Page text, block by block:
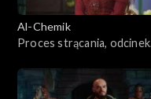
Al-Chemik
Proces strącania, odcinek